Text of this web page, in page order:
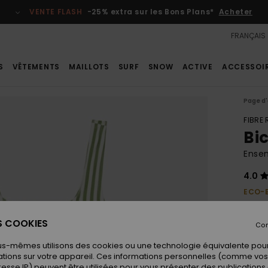
VENTE FLASH -25% extra sur les Bons Plans* Acheter
FRANÇAIS
VÊTEMENTS MAILLOTS SURF SNOW ACTIVE
Page
FIBRE
4.0
ECO-
COOKIES
mêmes utilisons des cookies ou une technologie équivalente
sur votre appareil. Ces informations personnelles (comme